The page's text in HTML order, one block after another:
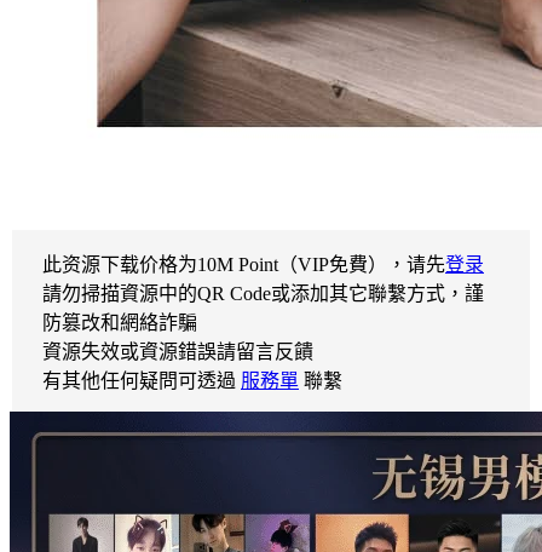
此资源下载价格为10M Point（VIP免費），请先登录
請勿掃描資源中的QR Code或添加其它聯繫方式，謹
防篡改和網絡詐騙
資源失效或資源錯誤請留言反饋
有其他任何疑問可透過 服務單 聯繫